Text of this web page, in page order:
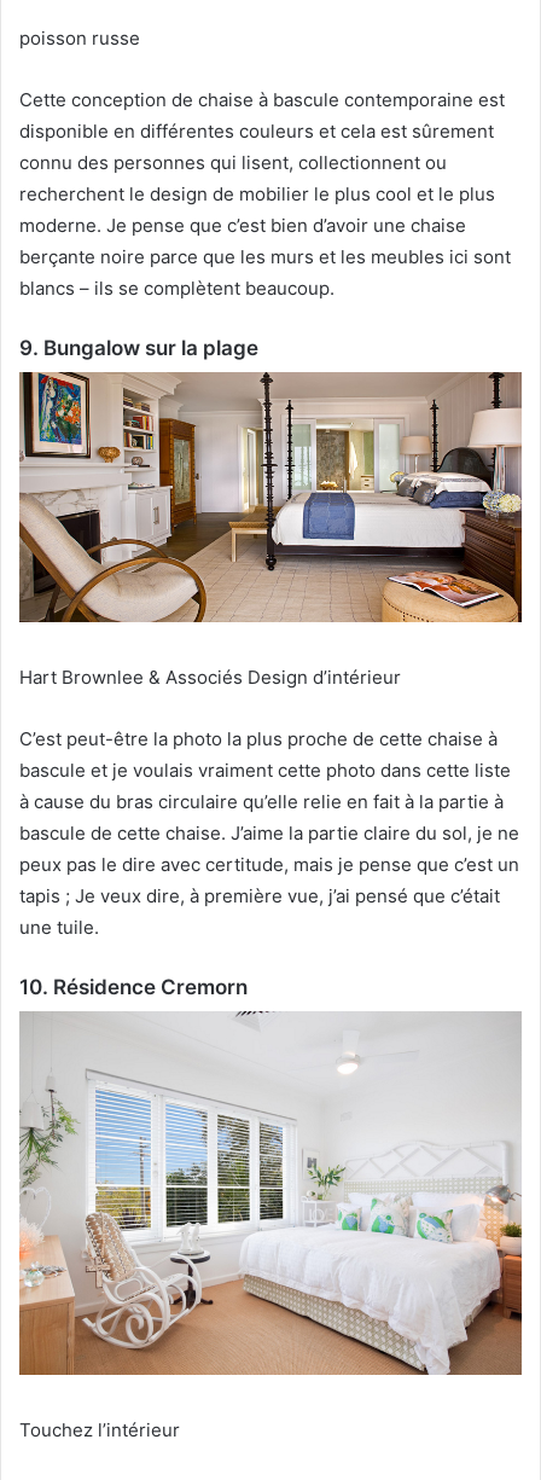
poisson russe
Cette conception de chaise à bascule contemporaine est
disponible en différentes couleurs et cela est sûrement
connu des personnes qui lisent, collectionnent ou
recherchent le design de mobilier le plus cool et le plus
moderne. Je pense que c’est bien d’avoir une chaise
berçante noire parce que les murs et les meubles ici sont
blancs – ils se complètent beaucoup.
9. Bungalow sur la plage
Hart Brownlee & Associés Design d’intérieur
C’est peut-être la photo la plus proche de cette chaise à
bascule et je voulais vraiment cette photo dans cette liste
à cause du bras circulaire qu’elle relie en fait à la partie à
bascule de cette chaise. J’aime la partie claire du sol, je ne
peux pas le dire avec certitude, mais je pense que c’est un
tapis ; Je veux dire, à première vue, j’ai pensé que c’était
une tuile.
10. Résidence Cremorn
Touchez l’intérieur